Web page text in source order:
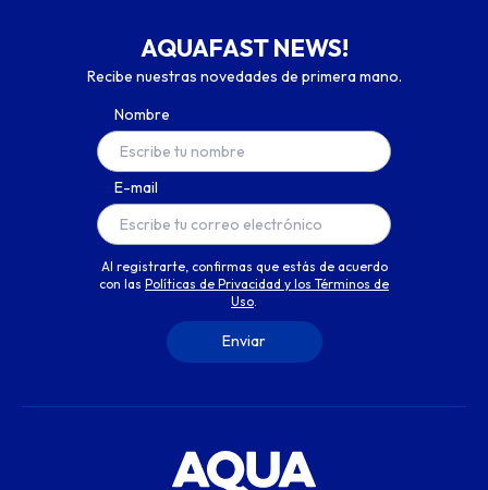
AQUAFAST NEWS!
Recibe nuestras novedades de primera mano.
Nombre
E-mail
Al registrarte, confirmas que estás de acuerdo
con las Políticas de Privacidad y los Términos de
Uso